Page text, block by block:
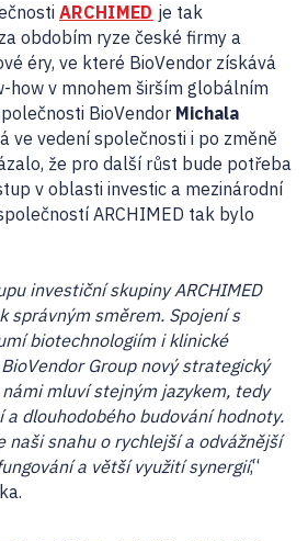
ARCHIMED je tak
obdobím ryze české firmy a
éry, ve které BioVendor získává
how v mnohem širším globálním
BioVendor Michala
ve vedení společnosti i po změně
že pro další růst bude potřeba
v oblasti investic a mezinárodní
ARCHIMED tak bylo
investiční skupiny ARCHIMED
správným směrem. Spojení s
biotechnologiím i klinické
Group nový strategický
námi mluví stejným jazykem, tedy
a dlouhodobého budování hodnoty.
naši snahu o rychlejší a odvážnější
a větší využití synergií,“